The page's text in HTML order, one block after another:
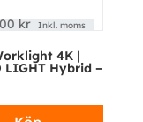
kr Inkl. moms
4K |
LIGHT Hybrid –